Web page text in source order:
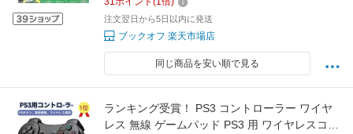
注文翌日から5日以内に発送
ブックオフ 楽天市場店
同じ商品を安い順で見る
ランキング受賞！ PS3 コントローラー ワイヤ
レス 無線 ゲームパッド PS3 用 ワイヤレスコン